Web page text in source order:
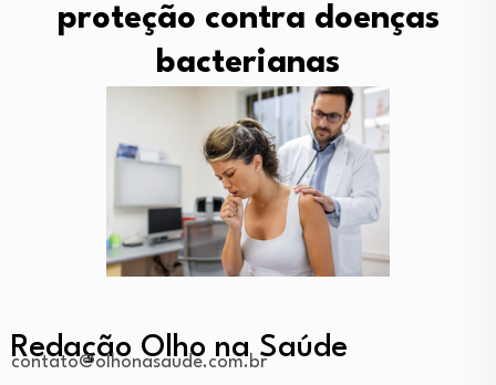
proteção contra doenças
bacterianas
Redação Olho na Saúde
contato@olhonasaude.com.br